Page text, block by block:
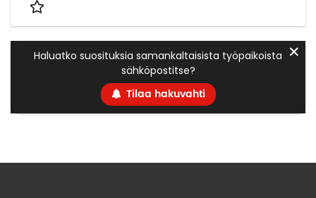
Haluatko suosituksia samankaltaisista työpaikoista
sähköpostitse?
Tilaa hakuvahti
✕